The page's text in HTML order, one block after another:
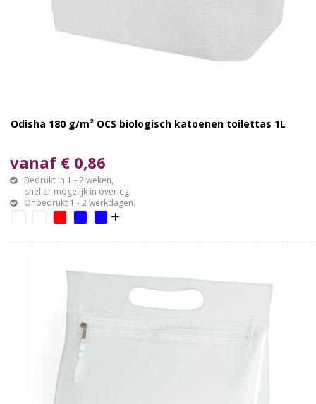
Odisha 180 g/m² OCS biologisch katoenen toilettas 1L
vanaf € 0,86
Bedrukt in 1 - 2 weken,
sneller mogelijk in overleg.
Onbedrukt 1 - 2 werkdagen.